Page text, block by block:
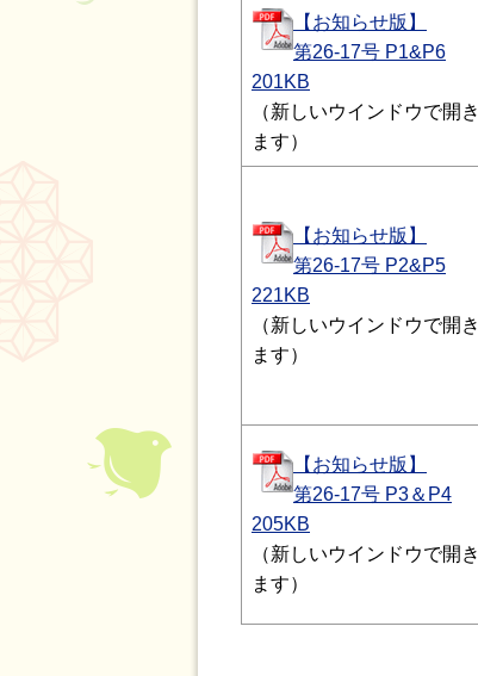
【お知らせ版】
第26-17号 P1&P6
201KB
（新しいウインドウで開き
ます）
【お知らせ版】
第26-17号 P2&P5
221KB
（新しいウインドウで開き
ます）
【お知らせ版】
第26-17号 P3＆P4
205KB
（新しいウインドウで開き
ます）